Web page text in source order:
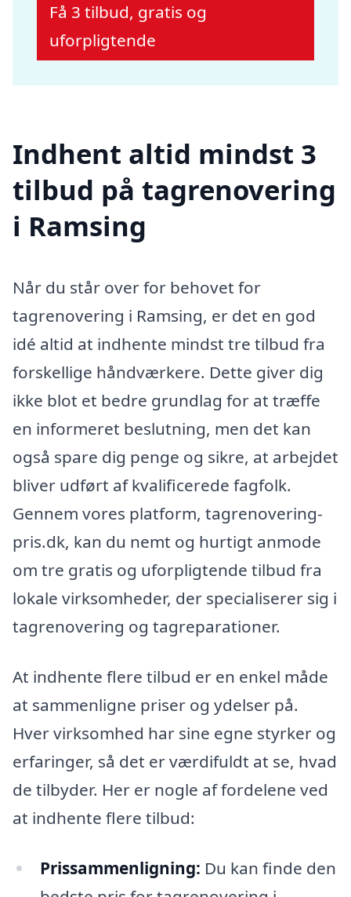
Få 3 tilbud, gratis og
uforpligtende
Indhent altid mindst 3
tilbud på tagrenovering
i Ramsing
Når du står over for behovet for
tagrenovering i Ramsing, er det en god
idé altid at indhente mindst tre tilbud fra
forskellige håndværkere. Dette giver dig
ikke blot et bedre grundlag for at træffe
en informeret beslutning, men det kan
også spare dig penge og sikre, at arbejdet
bliver udført af kvalificerede fagfolk.
Gennem vores platform, tagrenovering-
pris.dk, kan du nemt og hurtigt anmode
om tre gratis og uforpligtende tilbud fra
lokale virksomheder, der specialiserer sig i
tagrenovering og tagreparationer.
At indhente flere tilbud er en enkel måde
at sammenligne priser og ydelser på.
Hver virksomhed har sine egne styrker og
erfaringer, så det er værdifuldt at se, hvad
de tilbyder. Her er nogle af fordelene ved
at indhente flere tilbud:
Prissammenligning: Du kan finde den